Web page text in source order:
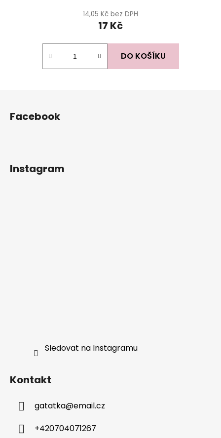
14,05 Kč bez DPH
17 Kč
DO KOŠÍKU
Facebook
Instagram
Sledovat na Instagramu
Kontakt
gatatka@email.cz
+420704071267